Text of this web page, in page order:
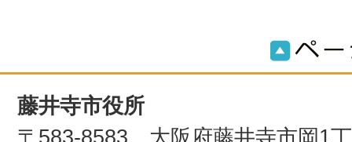
藤井寺市役所
〒583-8583 大阪府藤井寺市岡1